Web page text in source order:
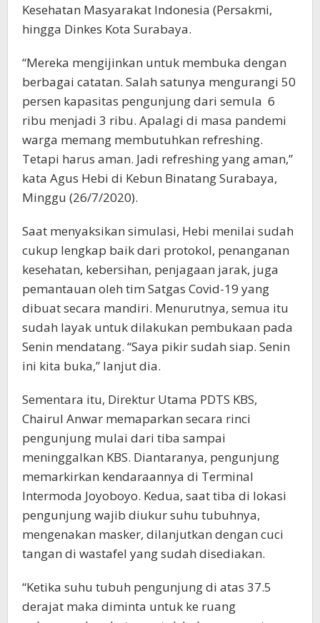
Kesehatan Masyarakat Indonesia (Persakmi,
hingga Dinkes Kota Surabaya.
“Mereka mengijinkan untuk membuka dengan
berbagai catatan. Salah satunya mengurangi 50
persen kapasitas pengunjung dari semula 6
ribu menjadi 3 ribu. Apalagi di masa pandemi
warga memang membutuhkan refreshing.
Tetapi harus aman. Jadi refreshing yang aman,”
kata Agus Hebi di Kebun Binatang Surabaya,
Minggu (26/7/2020).
Saat menyaksikan simulasi, Hebi menilai sudah
cukup lengkap baik dari protokol, penanganan
kesehatan, kebersihan, penjagaan jarak, juga
pemantauan oleh tim Satgas Covid-19 yang
dibuat secara mandiri. Menurutnya, semua itu
sudah layak untuk dilakukan pembukaan pada
Senin mendatang. “Saya pikir sudah siap. Senin
ini kita buka,” lanjut dia.
Sementara itu, Direktur Utama PDTS KBS,
Chairul Anwar memaparkan secara rinci
pengunjung mulai dari tiba sampai
meninggalkan KBS. Diantaranya, pengunjung
memarkirkan kendaraannya di Terminal
Intermoda Joyoboyo. Kedua, saat tiba di lokasi
pengunjung wajib diukur suhu tubuhnya,
mengenakan masker, dilanjutkan dengan cuci
tangan di wastafel yang sudah disediakan.
“Ketika suhu tubuh pengunjung di atas 37.5
derajat maka diminta untuk ke ruang